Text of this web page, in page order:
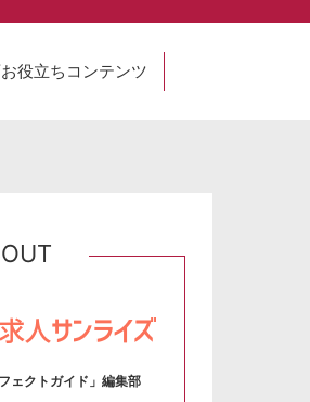
役立ちコンテンツ
ェクトガイド」編集部